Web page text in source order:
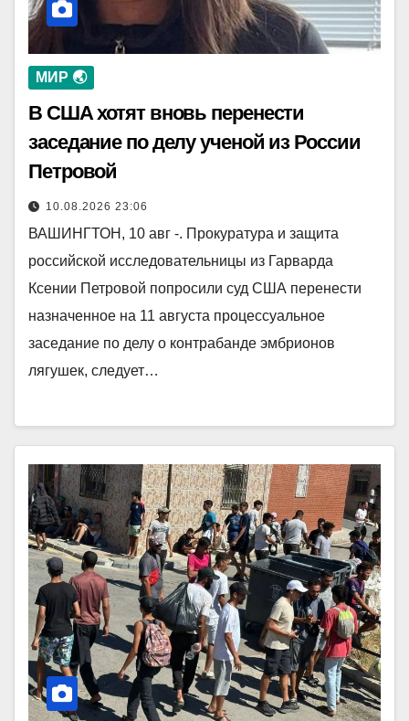
МИР 🌏
В США хотят вновь перенести
заседание по делу ученой из России
Петровой
10.08.2026 23:06
ВАШИНГТОН, 10 авг -. Прокуратура и защита
российской исследовательницы из Гарварда
Ксении Петровой попросили суд США перенести
назначенное на 11 августа процессуальное
заседание по делу о контрабанде эмбрионов
лягушек, следует…